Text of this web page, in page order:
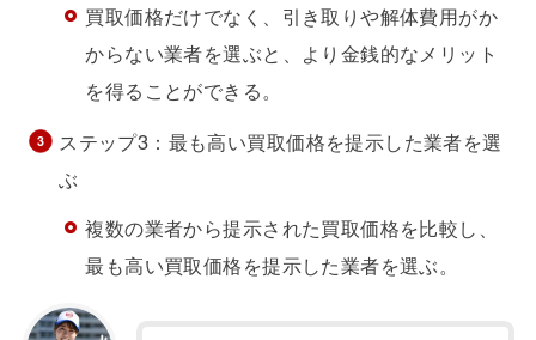
買取価格だけでなく、引き取りや解体費用がか
からない業者を選ぶと、より金銭的なメリット
を得ることができる。
ステップ3：最も高い買取価格を提示した業者を選
ぶ
複数の業者から提示された買取価格を比較し、
最も高い買取価格を提示した業者を選ぶ。